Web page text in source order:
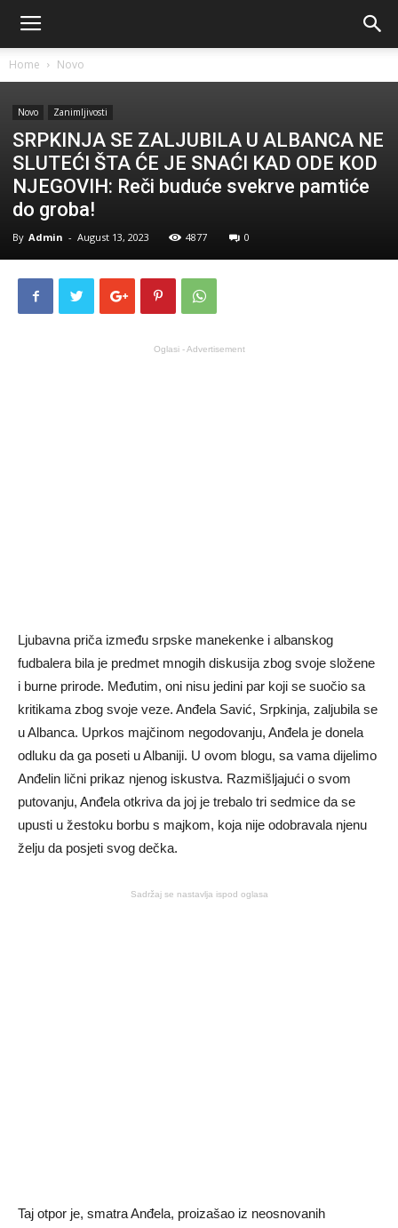
Home Novo
Novo Zanimljivosti
SRPKINJA SE ZALJUBILA U ALBANCA NE
SLUTEĆI ŠTA ĆE JE SNAĆI KAD ODE KOD
NJEGOVIH: Reči buduće svekrve pamtiće
do groba!
By Admin - August 13, 2023 4877 0
Oglasi - Advertisement
Ljubavna priča između srpske manekenke i albanskog
fudbalera bila je predmet mnogih diskusija zbog svoje složene
i burne prirode. Međutim, oni nisu jedini par koji se suočio sa
kritikama zbog svoje veze. Anđela Savić, Srpkinja, zaljubila se
u Albanca. Uprkos majčinom negodovanju, Anđela je donela
odluku da ga poseti u Albaniji. U ovom blogu, sa vama dijelimo
Anđelin lični prikaz njenog iskustva. Razmišljajući o svom
putovanju, Anđela otkriva da joj je trebalo tri sedmice da se
upusti u žestoku borbu s majkom, koja nije odobravala njenu
želju da posjeti svog dečka.
Sadržaj se nastavlja ispod oglasa
Taj otpor je, smatra Anđela, proizašao iz neosnovanih